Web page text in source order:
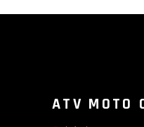
ATV MOTO